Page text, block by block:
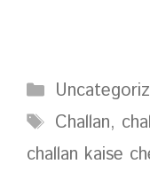
Categories
Tags
Challan,
challan kaise